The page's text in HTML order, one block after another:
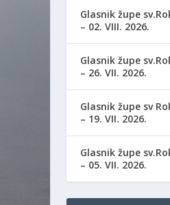
Glasnik župe
– 02. VIII. 2026.
Glasnik župe
– 26. VII. 2026.
Glasnik župe sv
– 19. VII. 2026.
Glasnik župe
– 05. VII. 2026.